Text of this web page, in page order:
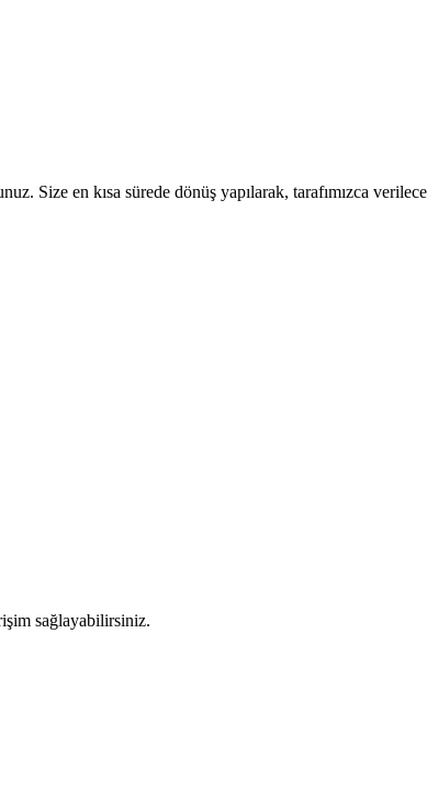
Size en kısa sürede dönüş yapılarak, tarafımızca
sağlayabilirsiniz.